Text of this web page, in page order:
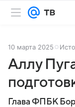
10 марта 2025
Аллу
Глава ФПБК